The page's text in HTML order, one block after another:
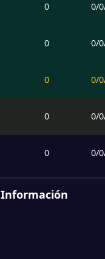
0 0/0
0 0/0
0 0/0
0 0/0
0 0/0
Información